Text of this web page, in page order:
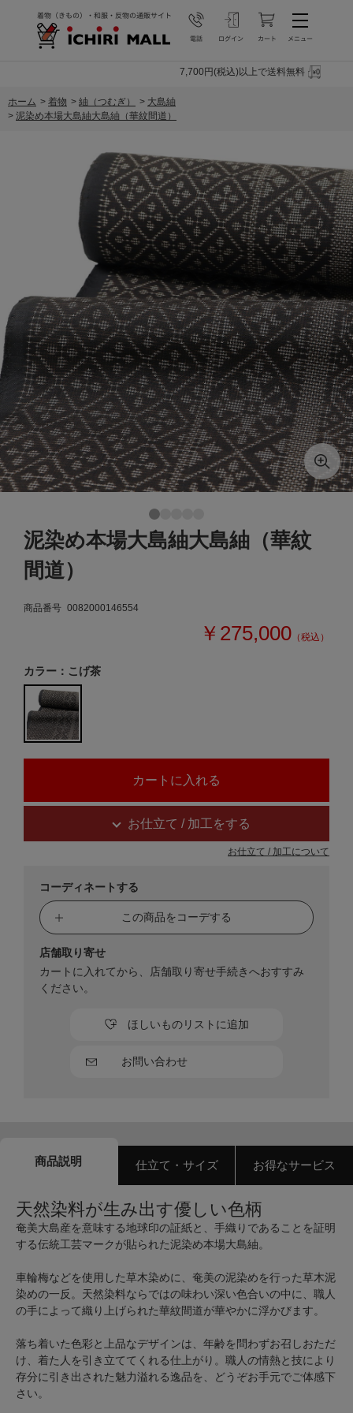
7,700円(税込)以上で送料無料
ホーム > 着物 > 紬（つむぎ） > 大島紬
> 泥染め本場大島紬大島紬（華紋間道）
泥染め本場大島紬大島紬（華紋
間道）
商品番号 0082000146554
￥275,000 （税込）
カラー：こげ茶
お仕立て / 加工をする
お仕立て / 加工について
コーディネートする
この商品をコーデする
お問い合わせ
ほしいものリストに追加
店舗取り寄せ
カートに入れてから、店舗取り寄せ手続きへおすすみ
ください。
商品説明 仕立て・サイズ お得なサービス
天然染料が生み出す優しい色柄
奄美大島産を意味する地球印の証紙と、手織りであることを証明
する伝統工芸マークが貼られた泥染め本場大島紬。
車輪梅などを使用した草木染めに、奄美の泥染めを行った草木泥
染めの一反。天然染料ならではの味わい深い色合いの中に、職人
の手によって織り上げられた華紋間道が華やかに浮かびます。
落ち着いた色彩と上品なデザインは、年齢を問わずお召しおただ
け、着た人を引き立ててくれる仕上がり。職人の情熱と技により
存分に引き出された魅力溢れる逸品を、どうぞお手元でご体感下
さい。